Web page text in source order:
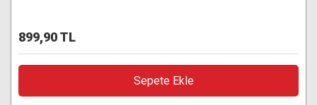
899,90 TL
Sepete Ekle